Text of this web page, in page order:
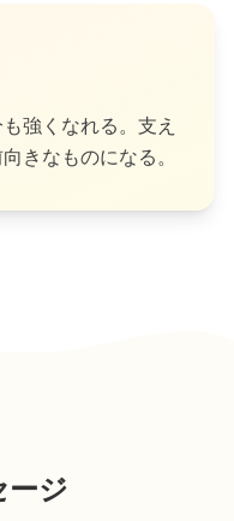
強くなれる。支え
きなものになる。
ージ